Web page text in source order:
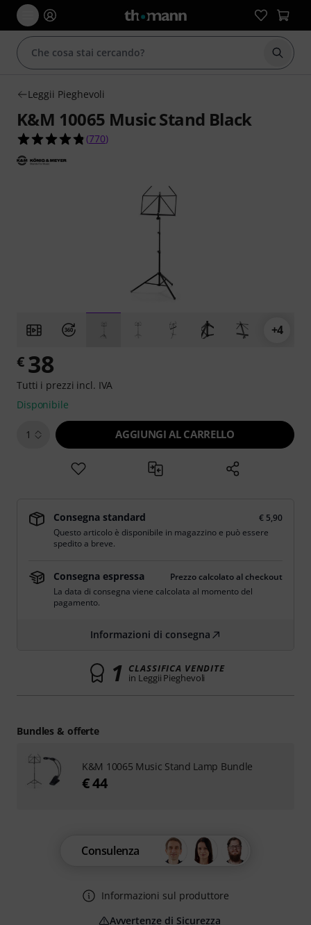
Leggii Pieghevoli
K&M 10065 Music Stand Black
4.8 su 5 stelle su 770 valutazioni dei clienti
(770)
+4
€ 38
Tutti i prezzi incl. IVA
Disponibile
1 AGGIUNGI AL CARRELLO
Consegna standard
€ 5,90
Questo articolo è disponibile in magazzino e può essere
spedito a breve.
Consegna espressa
Prezzo calcolato al checkout
La data di consegna viene calcolata al momento del
pagamento.
Informazioni di consegna
1 CLASSIFICA VENDITE
in Leggii Pieghevoli
Consulenza
Informazioni sul produttore
Avvertenze di Sicurezza
Bundles & offerte
K&M 10065 Music Stand Lamp Bundle
€ 44